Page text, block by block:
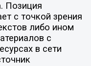
Позиция
с точкой зрения
либо ином
с
в сети